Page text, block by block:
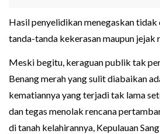
Hasil penyelidikan menegaskan tidak
tanda-tanda kekerasan maupun jejak
Meski begitu, keraguan publik tak
Benang merah yang sulit diabaikan
kematiannya yang terjadi tak lama
dan tegas menolak rencana
di tanah kelahirannya, Kepulauan